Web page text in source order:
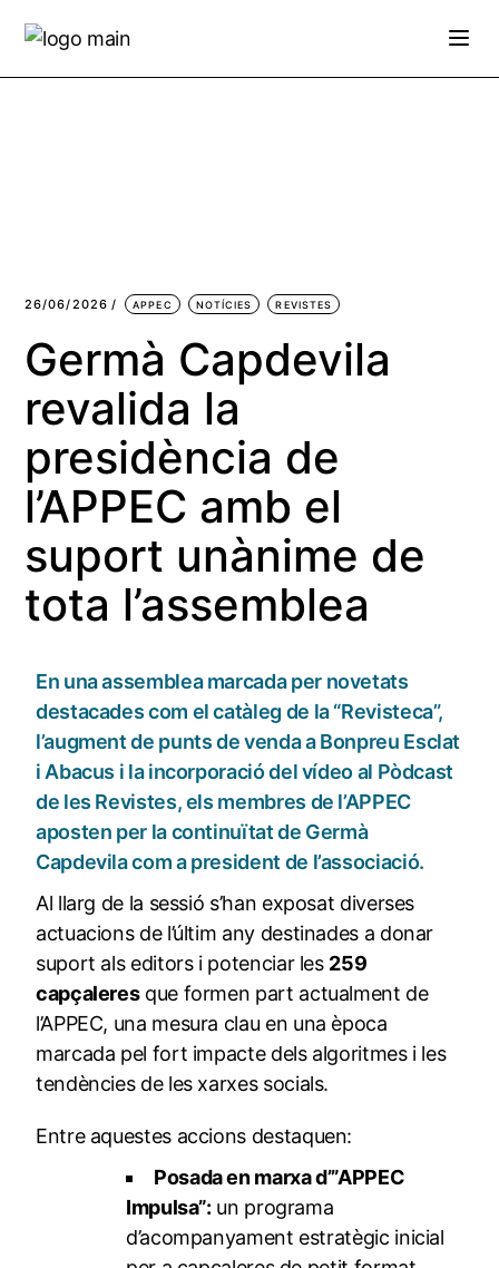
26/06/2026 APPEC NOTÍCIES REVISTES
Germà Capdevila
revalida la
presidència de
l’APPEC amb el
suport unànime de
tota l’assemblea
En una assemblea marcada per novetats
destacades com el catàleg de la “Revisteca”,
l’augment de punts de venda a Bonpreu Esclat
i Abacus i la incorporació del vídeo al Pòdcast
de les Revistes, els membres de l’APPEC
aposten per la continuïtat de Germà
Capdevila com a president de l’associació.
Al llarg de la sessió s’han exposat diverses
actuacions de l’últim any destinades a donar
suport als editors i potenciar les 259
capçaleresque formen part actualment de
l’APPEC, una mesura clau en una època
marcada pel fort impacte dels algoritmes i les
tendències de les xarxes socials.
Entre aquestes accions destaquen:
Posada en marxa d’”APPEC
Impulsa”: un programa
d’acompanyament estratègic inicial